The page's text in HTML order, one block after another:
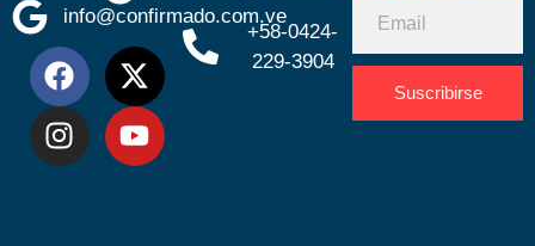
info@confirmado.com.ve
+58-0424-
229-3904
Suscribirse